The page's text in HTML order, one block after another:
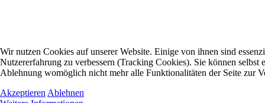
Wir nutzen Cookies auf unserer Website. Einige von ihnen sind
Nutzererfahrung zu verbessern (Tracking Cookies). Sie können selbst
Ablehnung womöglich nicht mehr alle Funktionalitäten der Seite zur
Akzeptieren Ablehnen